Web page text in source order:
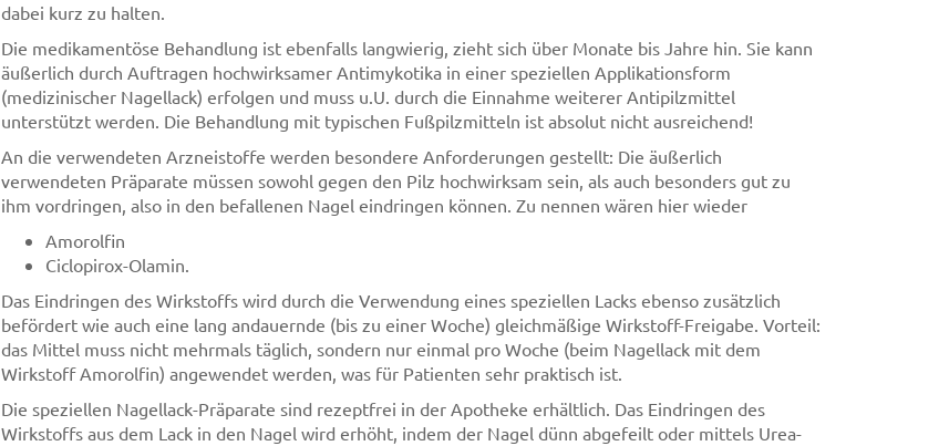
dabei kurz zu halten.
Die medikamentöse Behandlung ist ebenfalls langwierig, zieht sich über Monate bis Jahre hin. Sie kann
äußerlich durch Auftragen hochwirksamer Antimykotika in einer speziellen Applikationsform
(medizinischer Nagellack) erfolgen und muss u.U. durch die Einnahme weiterer Antipilzmittel
unterstützt werden. Die Behandlung mit typischen Fußpilzmitteln ist absolut nicht ausreichend!
An die verwendeten Arzneistoffe werden besondere Anforderungen gestellt: Die äußerlich
verwendeten Präparate müssen sowohl gegen den Pilz hochwirksam sein, als auch besonders gut zu
ihm vordringen, also in den befallenen Nagel eindringen können. Zu nennen wären hier wieder
Amorolfin
Ciclopirox-Olamin.
Das Eindringen des Wirkstoffs wird durch die Verwendung eines speziellen Lacks ebenso zusätzlich
befördert wie auch eine lang andauernde (bis zu einer Woche) gleichmäßige Wirkstoff-Freigabe. Vorteil:
das Mittel muss nicht mehrmals täglich, sondern nur einmal pro Woche (beim Nagellack mit dem
Wirkstoff Amorolfin) angewendet werden, was für Patienten sehr praktisch ist.
Die speziellen Nagellack-Präparate sind rezeptfrei in der Apotheke erhältlich. Das Eindringen des
Wirkstoffs aus dem Lack in den Nagel wird erhöht, indem der Nagel dünn abgefeilt oder mittels Urea-